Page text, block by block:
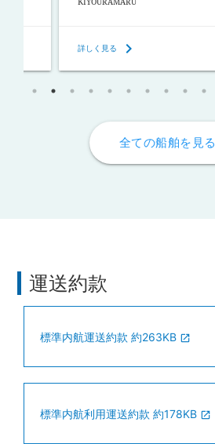
詳しく見るkeyboard_arrow_right
全ての船舶を見る
運送約款
標準内航運送約款 約263KB open_in_new
標準内航利用運送約款 約178KB open_in_new